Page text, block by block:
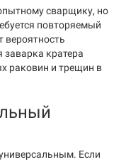
сварщику, но
повторяемый
вероятность
заварка кратера
раковин и трещин в
Если